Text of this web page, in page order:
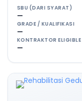
SBU (DARI SYARAT)
—
GRADE / KUALIFIKASI
—
KONTRAKTOR
—